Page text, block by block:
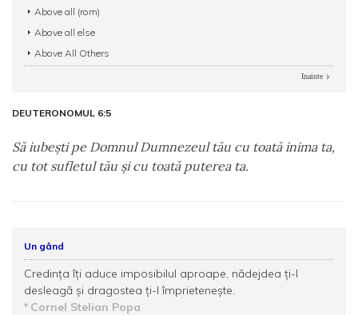
Above all (rom)
Above all else
Above All Others
Inainte
DEUTERONOMUL 6:5
Să iubeşti pe Domnul Dumnezeul tău cu toată inima ta,
cu tot sufletul tău şi cu toată puterea ta.
Un gând
Credinţa îţi aduce imposibilul aproape, nădejdea ţi-l
desleagă şi dragostea ţi-l împrieteneşte.
Cornel Stelian Popa